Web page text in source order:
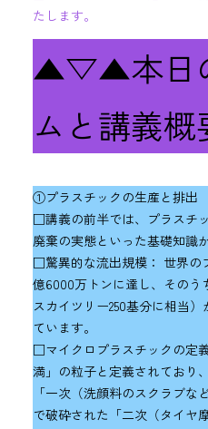
たします。
▲▽▲本日
ムと講義
①プラスチックの生産と排出
□講義の前半では、プラスチ
廃棄の実態といった基礎知識
□驚異的な流出規模： 世界の
億6000万トンに達し、そのう
スカイツリー250基分に相当
ています。
□マイクロプラスチックの定
満」の粒子と定義されており
「一次（洗顔料のスクラブ
で破砕された「二次（タイヤ